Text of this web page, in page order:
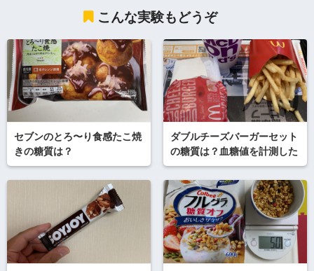
こんな実験もどうぞ
セブンのとろ〜り食感たこ焼
きの糖質は？
ダブルチーズバーガーセット
の糖質は？血糖値を計測した